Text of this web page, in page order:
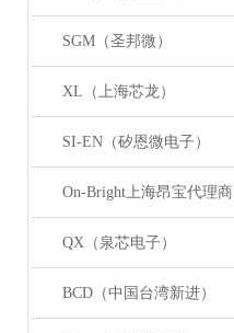
SGM（圣邦微）
XL（上海芯龙）
SI-EN（矽恩微电子）
On-Bright上海昂宝代理商
QX（泉芯电子）
BCD（中国台湾新进）